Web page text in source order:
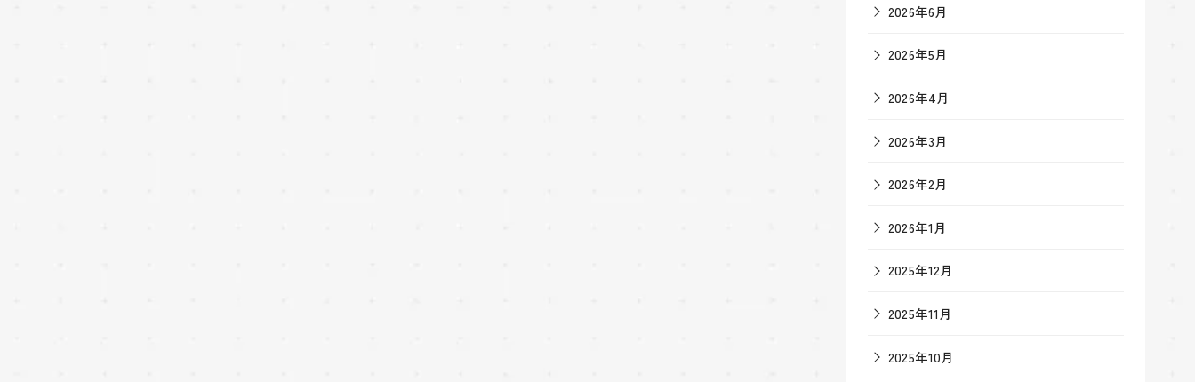
2026年6月
2026年5月
2026年4月
2026年3月
2026年2月
2026年1月
2025年12月
2025年11月
2025年10月